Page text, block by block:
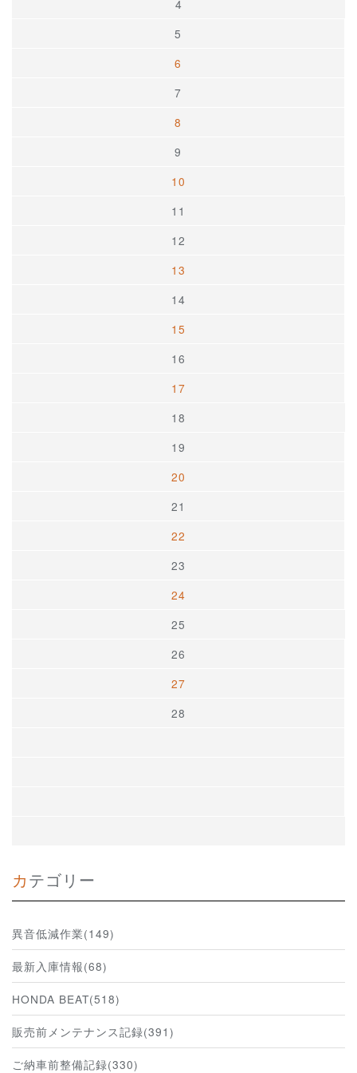
4
5
6
7
8
9
10
11
12
13
14
15
16
17
18
19
20
21
22
23
24
25
26
27
28
カテゴリー
異音低減作業(149)
最新入庫情報(68)
HONDA BEAT(518)
販売前メンテナンス記録(391)
ご納車前整備記録(330)